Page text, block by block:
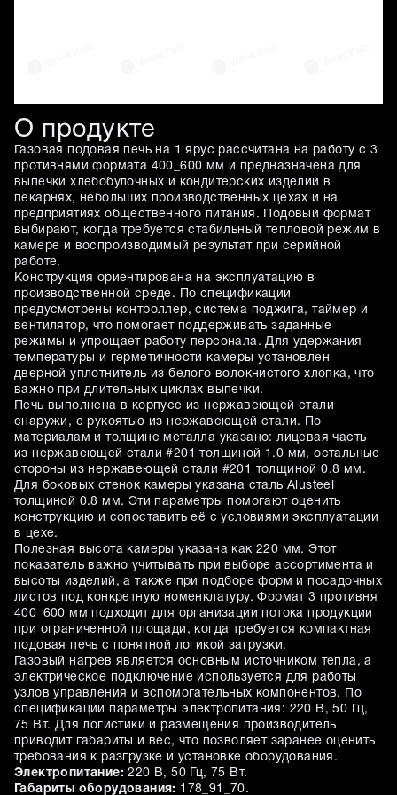
О продукте
Газовая подовая печь на 1 ярус рассчитана на работу с 3
противнями формата 400_600 мм и предназначена для
выпечки хлебобулочных и кондитерских изделий в
пекарнях, небольших производственных цехах и на
предприятиях общественного питания. Подовый формат
выбирают, когда требуется стабильный тепловой режим в
камере и воспроизводимый результат при серийной
работе.
Конструкция ориентирована на эксплуатацию в
производственной среде. По спецификации
предусмотрены контроллер, система поджига, таймер и
вентилятор, что помогает поддерживать заданные
режимы и упрощает работу персонала. Для удержания
температуры и герметичности камеры установлен
дверной уплотнитель из белого волокнистого хлопка, что
важно при длительных циклах выпечки.
Печь выполнена в корпусе из нержавеющей стали
снаружи, с рукоятью из нержавеющей стали. По
материалам и толщине металла указано: лицевая часть
из нержавеющей стали #201 толщиной 1.0 мм, остальные
стороны из нержавеющей стали #201 толщиной 0.8 мм.
Для боковых стенок камеры указана сталь Alusteel
толщиной 0.8 мм. Эти параметры помогают оценить
конструкцию и сопоставить её с условиями эксплуатации
в цехе.
Полезная высота камеры указана как 220 мм. Этот
показатель важно учитывать при выборе ассортимента и
высоты изделий, а также при подборе форм и посадочных
листов под конкретную номенклатуру. Формат 3 противня
400_600 мм подходит для организации потока продукции
при ограниченной площади, когда требуется компактная
подовая печь с понятной логикой загрузки.
Газовый нагрев является основным источником тепла, а
электрическое подключение используется для работы
узлов управления и вспомогательных компонентов. По
спецификации параметры электропитания: 220 В, 50 Гц,
75 Вт. Для логистики и размещения производитель
приводит габариты и вес, что позволяет заранее оценить
требования к разгрузке и установке оборудования.
Электропитание: 220 В, 50 Гц, 75 Вт.
Габариты оборудования: 178_91_70.